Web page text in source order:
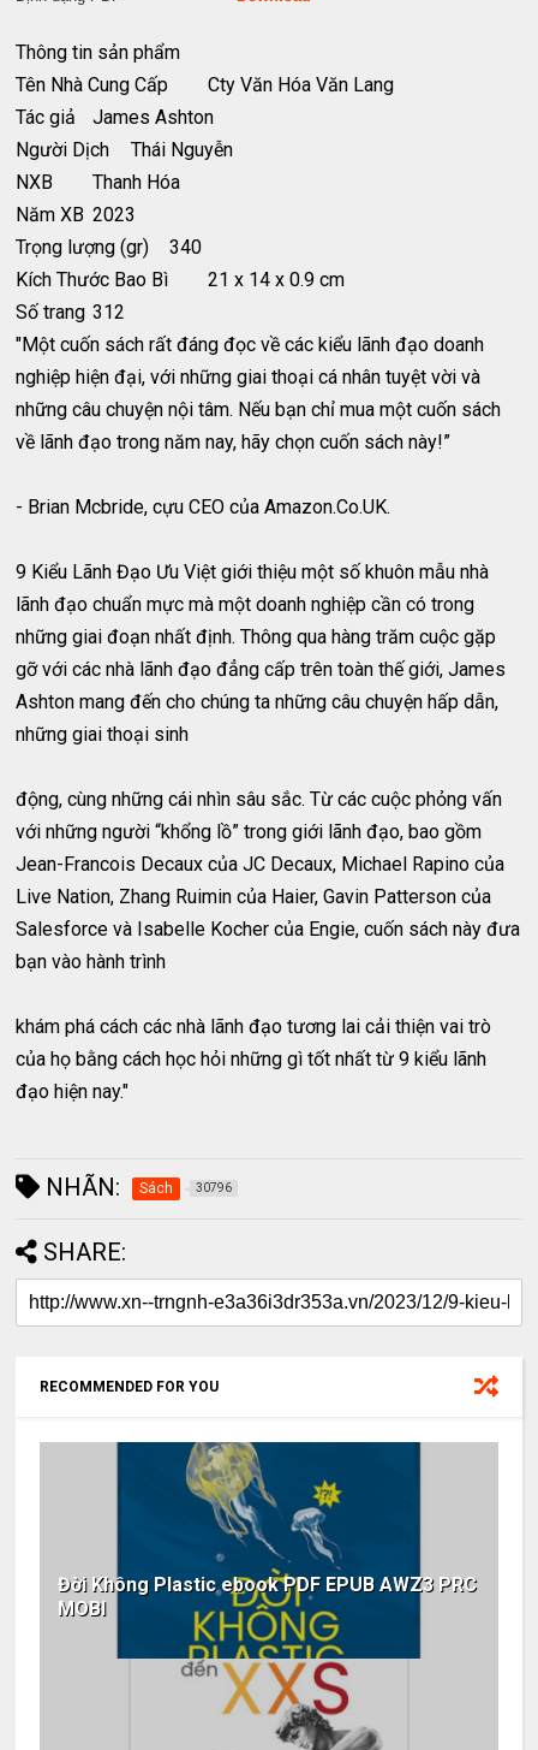
Thông tin sản phẩm
Tên Nhà Cung Cấp
Cty Văn Hóa Văn Lang
Tác giả
James Ashton
Người Dịch
Thái Nguyễn
NXB
Thanh Hóa
Năm XB 2023
Trọng lượng (gr)
340
Kích Thước Bao Bì
21 x 14 x 0.9 cm
Số trang 312
"Một cuốn sách rất đáng đọc về các kiểu lãnh đạo doanh
nghiệp hiện đại, với những giai thoại cá nhân tuyệt vời và
những câu chuyện nội tâm. Nếu bạn chỉ mua một cuốn sách
về lãnh đạo trong năm nay, hãy chọn cuốn sách này!”
- Brian Mcbride, cựu CEO của Amazon.Co.UK.
9 Kiểu Lãnh Đạo Ưu Việt giới thiệu một số khuôn mẫu nhà
lãnh đạo chuẩn mực mà một doanh nghiệp cần có trong
những giai đoạn nhất định. Thông qua hàng trăm cuộc gặp
gỡ với các nhà lãnh đạo đẳng cấp trên toàn thế giới, James
Ashton mang đến cho chúng ta những câu chuyện hấp dẫn,
những giai thoại sinh
động, cùng những cái nhìn sâu sắc. Từ các cuộc phỏng vấn
với những người “khổng lồ” trong giới lãnh đạo, bao gồm
Jean-Francois Decaux của JC Decaux, Michael Rapino của
Live Nation, Zhang Ruimin của Haier, Gavin Patterson của
Salesforce và Isabelle Kocher của Engie, cuốn sách này đưa
bạn vào hành trình
khám phá cách các nhà lãnh đạo tương lai cải thiện vai trò
của họ bằng cách học hỏi những gì tốt nhất từ 9 kiểu lãnh
đạo hiện nay."
NHÃN: Sách 30796
SHARE:
RECOMMENDED FOR YOU
Đời Không Plastic ebook PDF EPUB AWZ3 PRC
MOBI